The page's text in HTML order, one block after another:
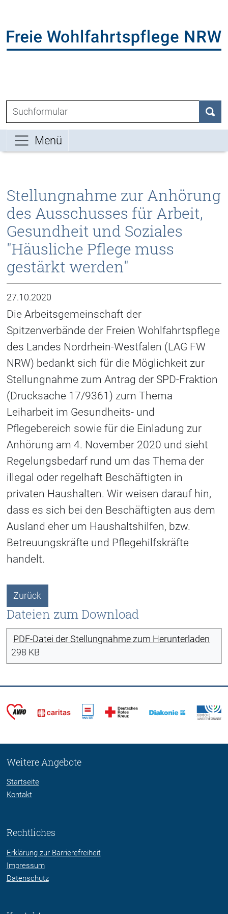
Suchen nach:
Menü
Stellungnahme zur Anhörung
des Ausschusses für Arbeit,
Gesundheit und Soziales
"Häusliche Pflege muss
gestärkt werden"
27.10.2020
Die Arbeitsgemeinschaft der
Spitzenverbände der Freien Wohlfahrtspflege
des Landes Nordrhein-Westfalen (LAG FW
NRW) bedankt sich für die Möglichkeit zur
Stellungnahme zum Antrag der SPD-Fraktion
(Drucksache 17/9361) zum Thema
Leiharbeit im Gesundheits- und
Pflegebereich sowie für die Einladung zur
Anhörung am 4. November 2020 und sieht
Regelungsbedarf rund um das Thema der
illegal oder regelhaft Beschäftigten in
privaten Haushalten. Wir weisen darauf hin,
dass es sich bei den Beschäftigten aus dem
Ausland eher um Haushaltshilfen, bzw.
Betreuungskräfte und Pflegehilfskräfte
handelt.
Zurück
Dateien zum Download
PDF-Datei der Stellungnahme zum Herunterladen
298 KB
Weitere Angebote
Startseite
Kontakt
Rechtliches
Erklärung zur Barrierefreiheit
Impressum
Datenschutz